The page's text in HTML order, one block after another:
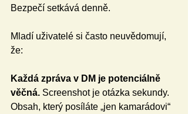
Bezpečí setkává denně.
Mladí uživatelé si často neuvědomují,
že:
Každá zpráva v DM je potenciálně
věčná. Screenshot je otázka sekundy.
Obsah, který posíláte „jen kamarádovi“